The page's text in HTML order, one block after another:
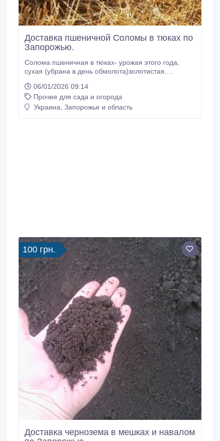
Доставка пшеничной Соломы в тюках по
Запорожью.
Солома пшеничная в тюках- урожая этого года,
сухая (убрана в день обмолота)золотистая.
Солома отгружается со склада двух видов:
пшеничная солома; ячневая солома; Ячневую
солому часто используют как корм для животных,
06/01/2026 09:14
Прочее для сада и огорода
Украина, Запорожье и область
100 грн.
Доставка чернозема в мешках и навалом